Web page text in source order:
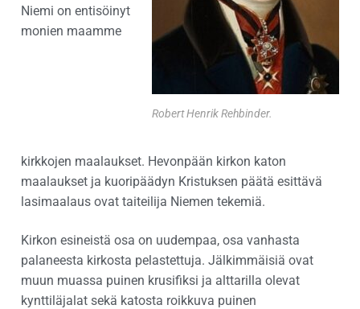
Robert Henrik Rehbinder.
Niemi on entisöinyt
monien maamme
kirkkojen maalaukset. Hevonpään kirkon katon
maalaukset ja kuoripäädyn Kristuksen päätä esittävä
lasimaalaus ovat taiteilija Niemen tekemiä.
Kirkon esineistä osa on uudempaa, osa vanhasta
palaneesta kirkosta pelastettuja. Jälkimmäisiä ovat
muun muassa puinen krusifiksi ja alttarilla olevat
kynttiläjalat sekä katosta roikkuva puinen